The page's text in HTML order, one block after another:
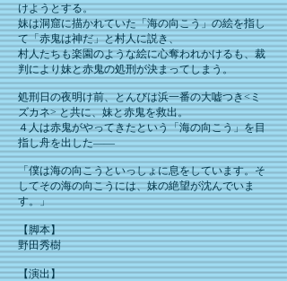
けようとする。
妹は洞窟に描かれていた「海の向こう」の絵を指し
て「赤鬼は神だ」と村人に説き、
村人たちも楽園のような絵に心奪われかけるも、裁
判により妹と赤鬼の処刑が決まってしまう。
処刑日の夜明け前、とんびは浜一番の大嘘つき<ミ
ズカネ> と共に、妹と赤鬼を救出。
４人は赤鬼がやってきたという「海の向こう」を目
指し舟を出した――
「僕は海の向こうといっしょに息をしています。そ
してその海の向こうには、妹の絶望が沈んでいま
す。」
【脚本】
野田秀樹
【演出】